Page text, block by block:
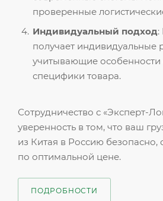
проверенные
Индивидуальный подход:
получает индивидуальные
учитывающие особенности
специфики товара.
Сотрудничество с «Эксперт-
уверенность в том, что ваш
из Китая в Россию безопасно,
по оптимальной цене.
ПОДРОБНОСТИ